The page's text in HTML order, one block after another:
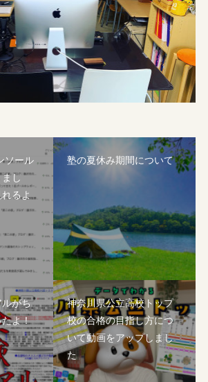
ソール
し
るよ
塾の夏休み期間について
がち
よ！
神奈川県公立高校トップ
校の合格の目指し方につ
いて動画をアップしまし
た